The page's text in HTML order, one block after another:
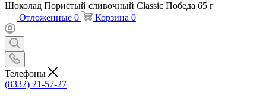
Шоколад Пористый сливочный Classic Победа 65 г
Отложенные 0 Корзина 0
Телефоны
(8332) 21-57-27